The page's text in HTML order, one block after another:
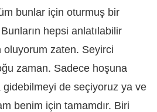
bunlar için oturmuş bir
hepsi anlatılabilir
zaten. Seyirci
zaman. Sadece hoşuna
de seçiyoruz ya ve
benim için tamamdır. Biri